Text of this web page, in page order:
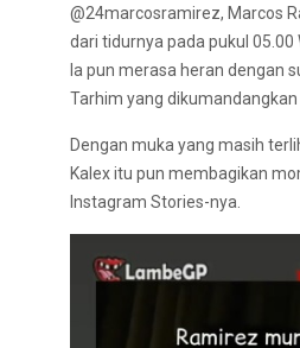
@24marcosramirez, Marcos
dari tidurnya pada pukul 05.00
Ia pun merasa heran dengan
Tarhim yang dikumandangkan
Dengan muka yang masih
Kalex itu pun membagikan
Instagram Stories-nya.